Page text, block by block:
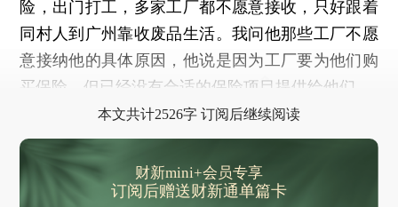
险，出门打工，多家工厂都不愿意接收，只好跟着
同村人到广州靠收废品生活。我问他那些工厂不愿
意接纳他的具体原因，他说是因为工厂要为他们购
买保险，但已经没有合适的保险项目提供给他们。
本文共计2526字 订阅后继续阅读
财新mini+会员专享
订阅后赠送财新通单篇卡